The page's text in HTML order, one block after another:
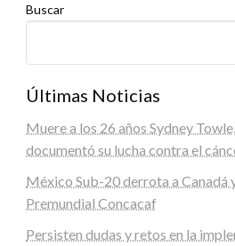
Buscar
Últimas Noticias
Muere a los 26 años Sydney
documentó su lucha contra el
México Sub-20 derrota a Canadá
Premundial Concacaf
Persisten dudas y retos en la